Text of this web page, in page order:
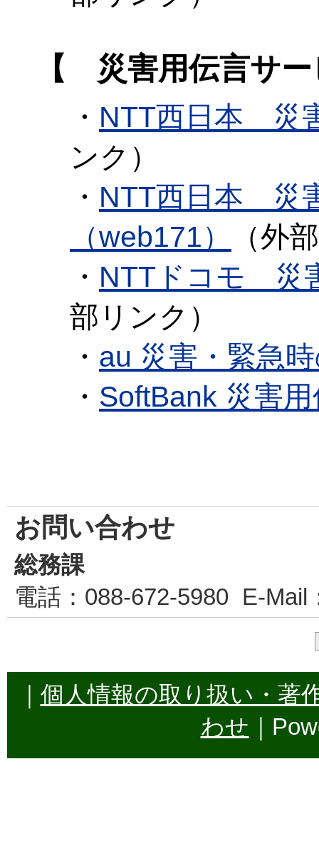
【 災害用伝言サ
・ NTT西日本 災
ンク）
・ NTT西日本 災
（web171）
（外
・ NTTドコモ 災
部リンク）
・ au 災害・緊急
・ SoftBank 災害
お問い合わせ
総務課
電話 ：088-672-5980 E-Mail
｜ 個人情報の取り扱い・著
わせ ｜